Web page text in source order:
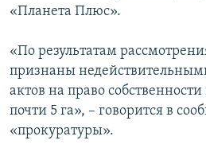
УКРАИНСКАЯ ПРОБЛЕМА КРЫМА
«Планета Плюс».
«По результатам
признаны
актов на право
почти 5 га», – говорится в
«прокуратуры».